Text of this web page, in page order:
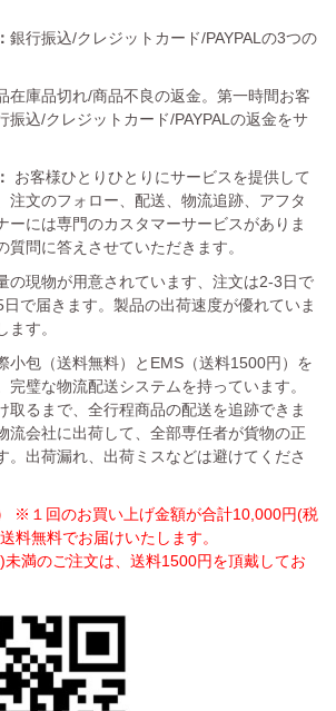
銀行振込/クレジットカード/PAYPALの3つの
在庫品切れ/商品不良の返金。第一時間お客
振込/クレジットカード/PAYPALの返金をサ
お客様ひとりひとりにサービスを提供して
注文のフォロー、配送、物流追跡、アフタ
ーには専門のカスタマーサービスがありま
質問に答えさせていただきます。
の現物が用意されています、注文は2-3日で
で届きます。製品の出荷速度が優れていま
す。
小包（送料無料）とEMS（送料1500円）を
完璧な物流配送システムを持っています。
取るまで、全行程商品の配送を追跡できま
流会社に出荷して、全部専任者が貨物の正
。出荷漏れ、出荷ミスなどは避けてくださ
※１回のお買い上げ金額が合計10,000円(税
料無料でお届けいたします。
満のご注文は、送料1500円を頂戴してお